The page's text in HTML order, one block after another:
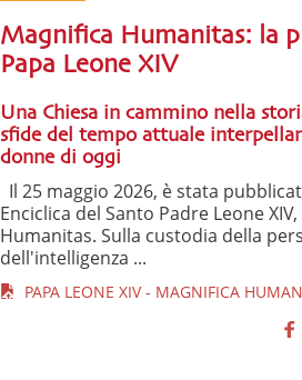
Magnifica Humanitas: la
Papa Leone XIV
Una Chiesa in cammino nella
sfide del tempo attuale
donne di oggi
Il 25 maggio 2026, è stata
Enciclica del Santo Padre Leone
Humanitas. Sulla custodia della
dell'intelligenza ...
PAPA LEONE XIV - MAGNIFICA